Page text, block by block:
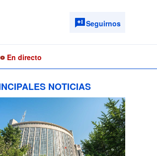
Seguirnos
En directo
NOTICIAS